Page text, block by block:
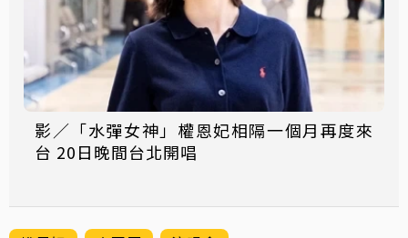
影／「水彈女神」權恩妃相隔一個月再度來
台 20日晚間台北開唱